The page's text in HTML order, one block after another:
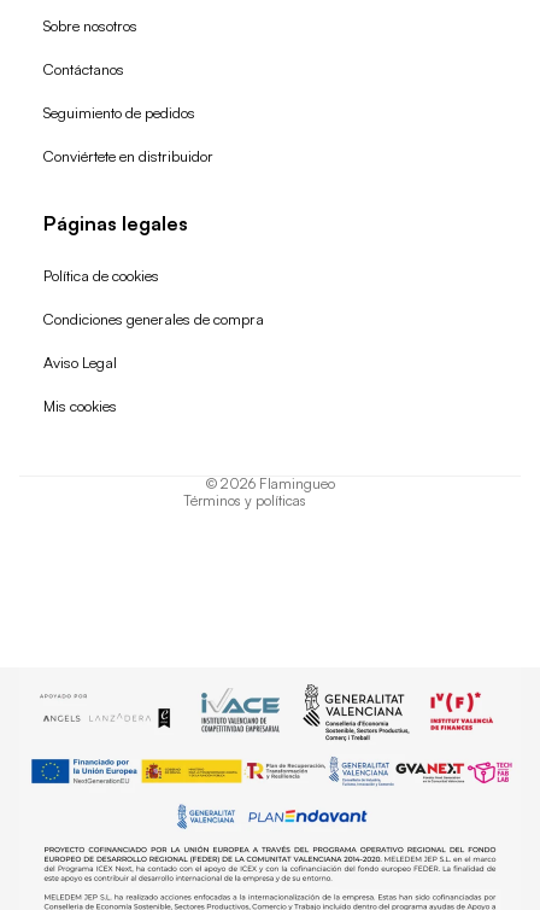
Sobre nosotros
Contáctanos
Seguimiento de pedidos
Conviértete en distribuidor
Páginas legales
Política de cookies
Condiciones generales de compra
Aviso Legal
Mis cookies
© 2026 Flamingueo
Términos y políticas